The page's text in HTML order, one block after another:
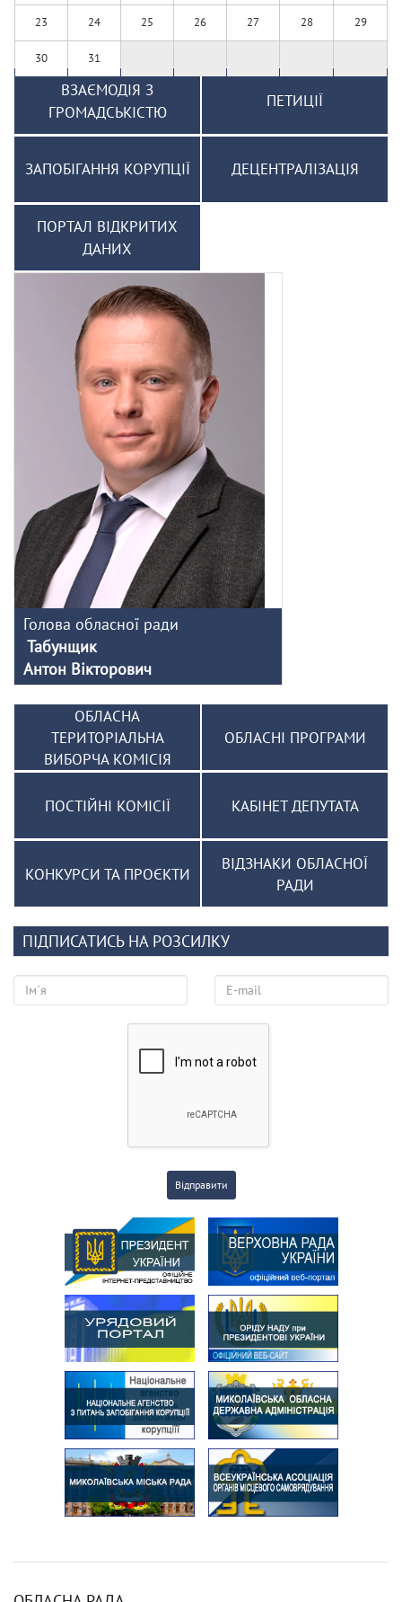
23 24 25 26 27 28 29
30 31
ВЗАЄМОДІЯ З
ГРОМАДСЬКІСТЮ
ПЕТИЦІЇ
ЗАПОБІГАННЯ КОРУПЦІЇ ДЕЦЕНТРАЛІЗАЦІЯ
ПОРТАЛ ВІДКРИТИХ
ДАНИХ
Голова обласної ради
Табунщик
Антон Вікторович
ОБЛАСНА
ТЕРИТОРІАЛЬНА
ВИБОРЧА КОМІСІЯ
ОБЛАСНІ ПРОГРАМИ
ПОСТІЙНІ КОМІСІЇ КАБІНЕТ ДЕПУТАТА
КОНКУРСИ ТА ПРОЄКТИ
ВІДЗНАКИ ОБЛАСНОЇ
РАДИ
ПІДПИСАТИСЬ НА РОЗСИЛКУ
Відправити